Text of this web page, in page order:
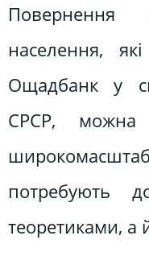
Повернення
населення,
Ощадбанк у
СРСР, можна
потребують
теоретиками, а